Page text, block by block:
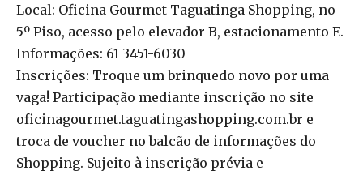
Local: Oficina Gourmet Taguatinga Shopping, no
5º Piso, acesso pelo elevador B, estacionamento E.
Informações: 61 3451-6030
Inscrições: Troque um brinquedo novo por uma
vaga! Participação mediante inscrição no site
oficinagourmet.taguatingashopping.com.br e
troca de voucher no balcão de informações do
Shopping. Sujeito à inscrição prévia e